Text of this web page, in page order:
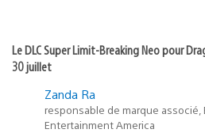
Le DLC Super Limit-Breaking Neo pour
30 juillet
Zanda Ra
responsable de marque associé,
Entertainment America